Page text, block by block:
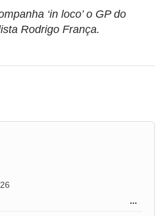
‘in loco’ o GP do
Rodrigo França.
...